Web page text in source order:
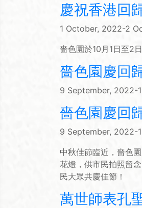
慶祝香港回
1 October, 2022-2
嗇色園於10月1日至2
嗇色園慶回
9 September, 2022-
嗇色園慶回
9 September, 2022-
中秋佳節臨近，嗇色
花燈，供市民拍照留
民大眾共慶佳節！
萬世師表孔